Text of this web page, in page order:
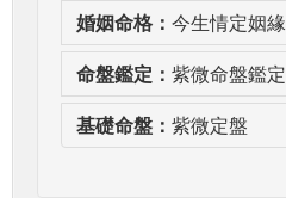
婚姻命格： 今生情定姻緣
命盤鑑定： 紫微命盤鑑定
基礎命盤： 紫微定盤